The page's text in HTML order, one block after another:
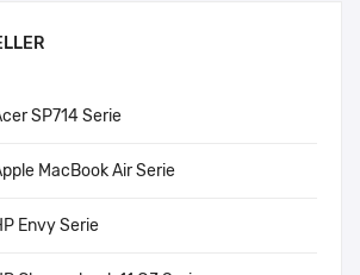
SP714 Serie
MacBook Air Serie
Envy Serie